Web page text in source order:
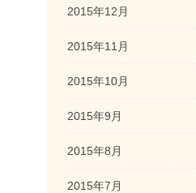
2015年12月
2015年11月
2015年10月
2015年9月
2015年8月
2015年7月